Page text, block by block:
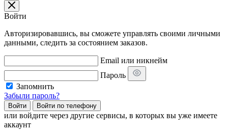
Войти
Авторизировавшись, вы сможете управлять своими личными
данными, следить за состоянием заказов.
Email или никнейм
Пароль
Запомнить
Забыли пароль?
Войти Войти по телефону
или войдите через другие сервисы, в которых вы уже имеете
аккаунт